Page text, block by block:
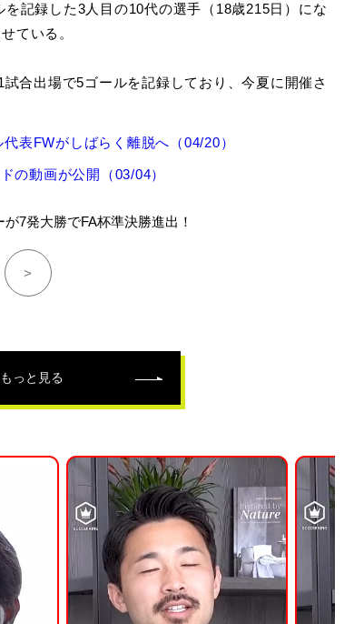
記録した3人目の10代の選手（18歳215日）にな
ている。
合出場で5ゴールを記録しており、今夏に開催さ
表FWがしばらく離脱へ（04/20）
の動画が公開（03/04）
7発大勝でFA杯準決勝進出！
>
っと見る